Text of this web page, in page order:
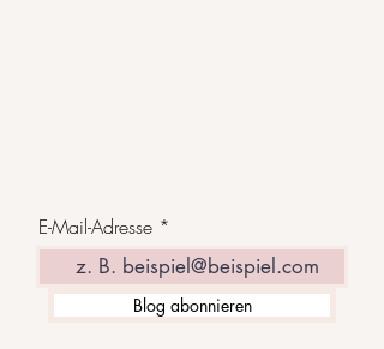
E-Mail-Adresse
Blog abonnieren